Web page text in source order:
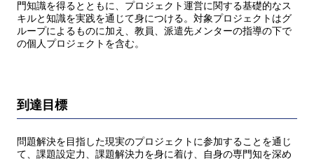
門知識を得るとともに、プロジェクト運営に関する基礎的なス
キルと知識を実践を通じて身につける。対象プロジェクトはグ
ループによるものに加え、教員、派遣先メンターの指導の下で
の個人プロジェクトを含む。
到達目標
問題解決を目指した現実のプロジェクトに参加することを通じ
て、課題設定力、課題解決力を身に着け、自身の専門知を深め